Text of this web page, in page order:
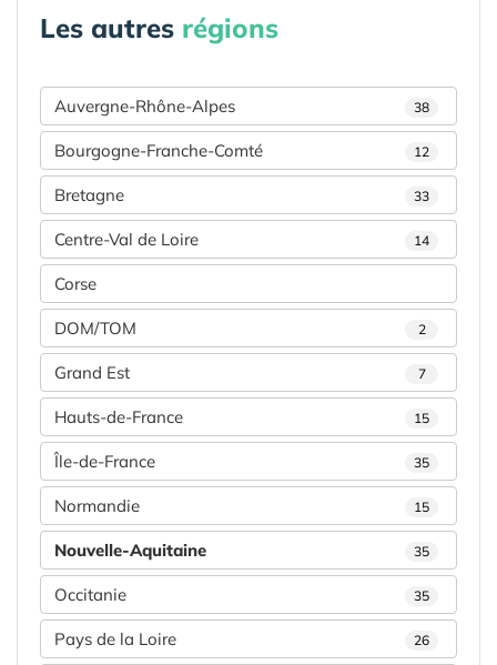
Les autres régions
Auvergne-Rhône-Alpes 38
Bourgogne-Franche-Comté 12
Bretagne 33
Centre-Val de Loire 14
Corse
DOM/TOM 2
Grand Est 7
Hauts-de-France 15
Île-de-France 35
Normandie 15
Nouvelle-Aquitaine 35
Occitanie 35
Pays de la Loire 26